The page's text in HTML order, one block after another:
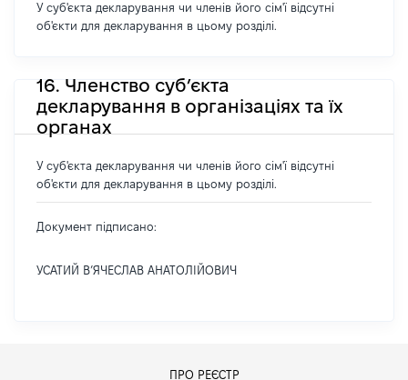
У суб'єкта декларування чи членів його сім'ї відсутні
об'єкти для декларування в цьому розділі.
16. Членство суб’єкта
декларування в організаціях та їх
органах
У суб'єкта декларування чи членів його сім'ї відсутні
об'єкти для декларування в цьому розділі.
Документ підписано:
УСАТИЙ В’ЯЧЕСЛАВ АНАТОЛІЙОВИЧ
ПРО РЕЄСТР